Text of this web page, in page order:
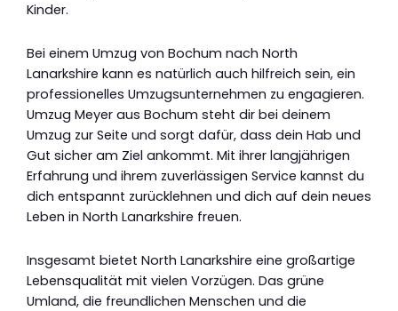
Kinder.
Bei einem Umzug von Bochum nach North
Lanarkshire kann es natürlich auch hilfreich sein, ein
professionelles Umzugsunternehmen zu engagieren.
Umzug Meyer aus Bochum steht dir bei deinem
Umzug zur Seite und sorgt dafür, dass dein Hab und
Gut sicher am Ziel ankommt. Mit ihrer langjährigen
Erfahrung und ihrem zuverlässigen Service kannst du
dich entspannt zurücklehnen und dich auf dein neues
Leben in North Lanarkshire freuen.
Insgesamt bietet North Lanarkshire eine großartige
Lebensqualität mit vielen Vorzügen. Das grüne
Umland, die freundlichen Menschen und die